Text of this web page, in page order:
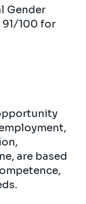
Gender
91/100 for
are based